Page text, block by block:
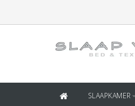
SLAAPKAMER